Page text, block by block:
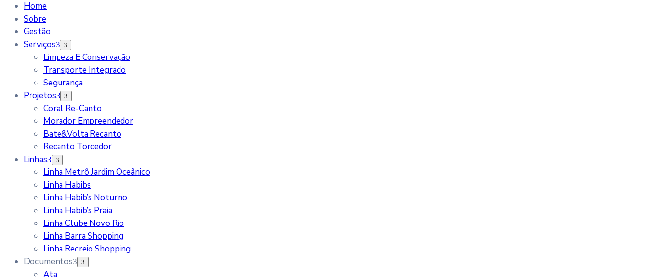
Home
Sobre
Gestão
Serviços
Limpeza E Conservação
Transporte Integrado
Segurança
Projetos
Coral Re-Canto
Morador Empreendedor
Bate&Volta Recanto
Recanto Torcedor
Linhas
Linha Metrô Jardim Oceânico
Linha Habibs
Linha Habib’s Noturno
Linha Habib’s Praia
Linha Clube Novo Rio
Linha Barra Shopping
Linha Recreio Shopping
Documentos
Ata